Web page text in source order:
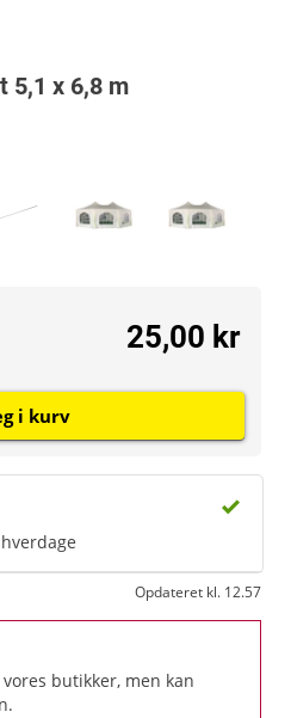
5,1 x 6,8 m
Opdateret kl. 12.57
butikker, men kan
25,00 kr
i kurv